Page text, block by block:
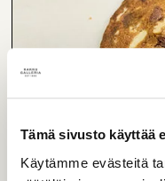
Tämä sivusto käyttää
Käytämme evästeitä